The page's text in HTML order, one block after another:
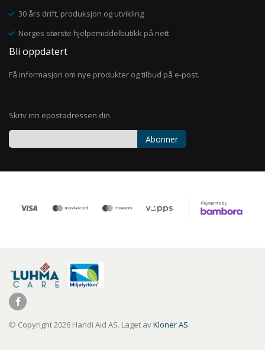
30 års drift, produksjon og utvikling
Norges største hjelpemiddelbutikk på nett
Bli oppdatert
Få informasjon om nye produkter og tilbud på e-post.
Skriv inn epostadressen din
nyhetsbrev:
Abonner
© Copyright 2026 Handi Aid AS. Laget avKloner AS